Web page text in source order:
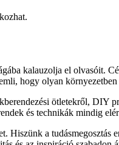
kalauzolja el olvasóit.
hogy olyan
ötletekről, DIY
és technikák mindig
a tudásmegosztás